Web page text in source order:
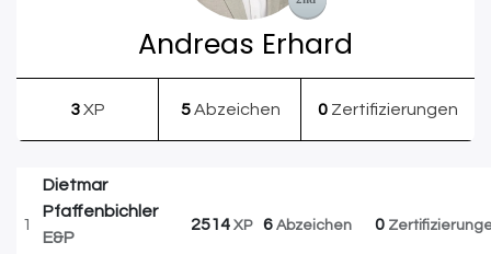
Andreas Erhard
3XP 5 Abzeichen 0 Zertifizierungen
1
Dietmar
Pfaffenbichler
E&P
2514 XP 6 Abzeichen 0